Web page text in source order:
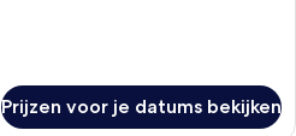
Prijzen voor je datums bekijken